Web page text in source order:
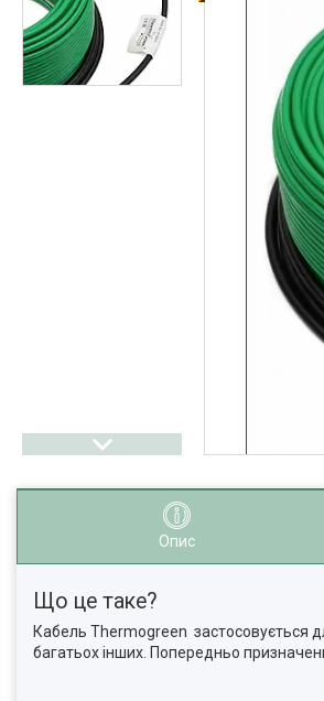
Опис
Що це таке?
Кабель Thermogreen застосовується
багатьох інших. Попередньо